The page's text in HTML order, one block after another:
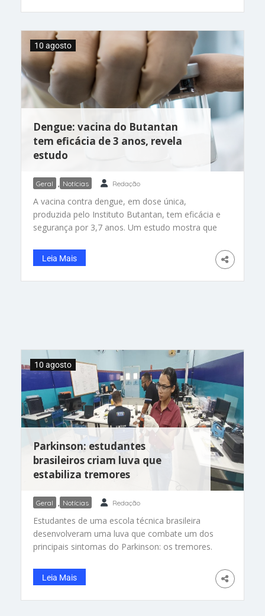
quatro pontos no Wisconsin, Pensilvânia e
York Times e Siena
Dengue: vacina do Butantan
tem eficácia de 3 anos, revela
estudo
10 agosto
Geral , Notícias Redação
A vacina contra dengue, em dose única,
produzida pelo Instituto Butantan, tem eficácia e
segurança por 3,7 anos. Um estudo mostra que
com sinais de alerta da doença. É a primeira vez
que uma vacina contra a dengue atinge esse
patamar, porque os dois outros imunizantes já
Leia Mais
Parkinson: estudantes
brasileiros criam luva que
estabiliza tremores
10 agosto
Geral , Notícias Redação
Estudantes de uma escola técnica brasileira
desenvolveram uma luva que combate um dos
principais sintomas do Parkinson: os tremores.
grupo, da Escola Técnica Estadual (ETE)
Professor Paulo Freire, em Carnaíba,
Pernambuco, veio por uma causa nobre. Os
Leia Mais